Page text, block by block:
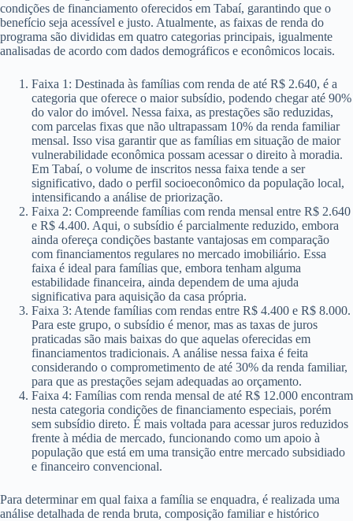
condições de financiamento oferecidos em Tabaí, garantindo que o
benefício seja acessível e justo. Atualmente, as faixas de renda do
programa são divididas em quatro categorias principais, igualmente
analisadas de acordo com dados demográficos e econômicos locais.
Faixa 1: Destinada às famílias com renda de até R$ 2.640, é a
categoria que oferece o maior subsídio, podendo chegar até 90%
do valor do imóvel. Nessa faixa, as prestações são reduzidas,
com parcelas fixas que não ultrapassam 10% da renda familiar
mensal. Isso visa garantir que as famílias em situação de maior
vulnerabilidade econômica possam acessar o direito à moradia.
Em Tabaí, o volume de inscritos nessa faixa tende a ser
significativo, dado o perfil socioeconômico da população local,
intensificando a análise de priorização.
Faixa 2: Compreende famílias com renda mensal entre R$ 2.640
e R$ 4.400. Aqui, o subsídio é parcialmente reduzido, embora
ainda ofereça condições bastante vantajosas em comparação
com financiamentos regulares no mercado imobiliário. Essa
faixa é ideal para famílias que, embora tenham alguma
estabilidade financeira, ainda dependem de uma ajuda
significativa para aquisição da casa própria.
Faixa 3: Atende famílias com rendas entre R$ 4.400 e R$ 8.000.
Para este grupo, o subsídio é menor, mas as taxas de juros
praticadas são mais baixas do que aquelas oferecidas em
financiamentos tradicionais. A análise nessa faixa é feita
considerando o comprometimento de até 30% da renda familiar,
para que as prestações sejam adequadas ao orçamento.
Faixa 4: Famílias com renda mensal de até R$ 12.000 encontram
nesta categoria condições de financiamento especiais, porém
sem subsídio direto. É mais voltada para acessar juros reduzidos
frente à média de mercado, funcionando como um apoio à
população que está em uma transição entre mercado subsidiado
e financeiro convencional.
Para determinar em qual faixa a família se enquadra, é realizada uma
análise detalhada de renda bruta, composição familiar e histórico